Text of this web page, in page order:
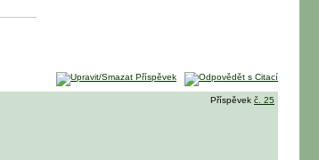
Příspěvek č. 25